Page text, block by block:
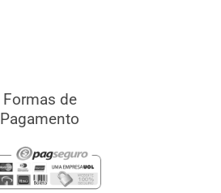
Formas de
Pagamento